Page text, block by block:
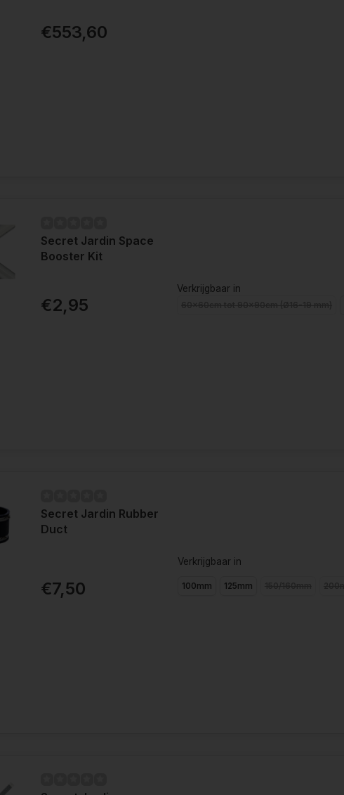
€553,60
Secret Jardin Space
Booster Kit
€2,95
Verkrijgbaar in
Secret Jardin Rubber
Duct
€7,50
Verkrijgbaar in
100mm 125mm